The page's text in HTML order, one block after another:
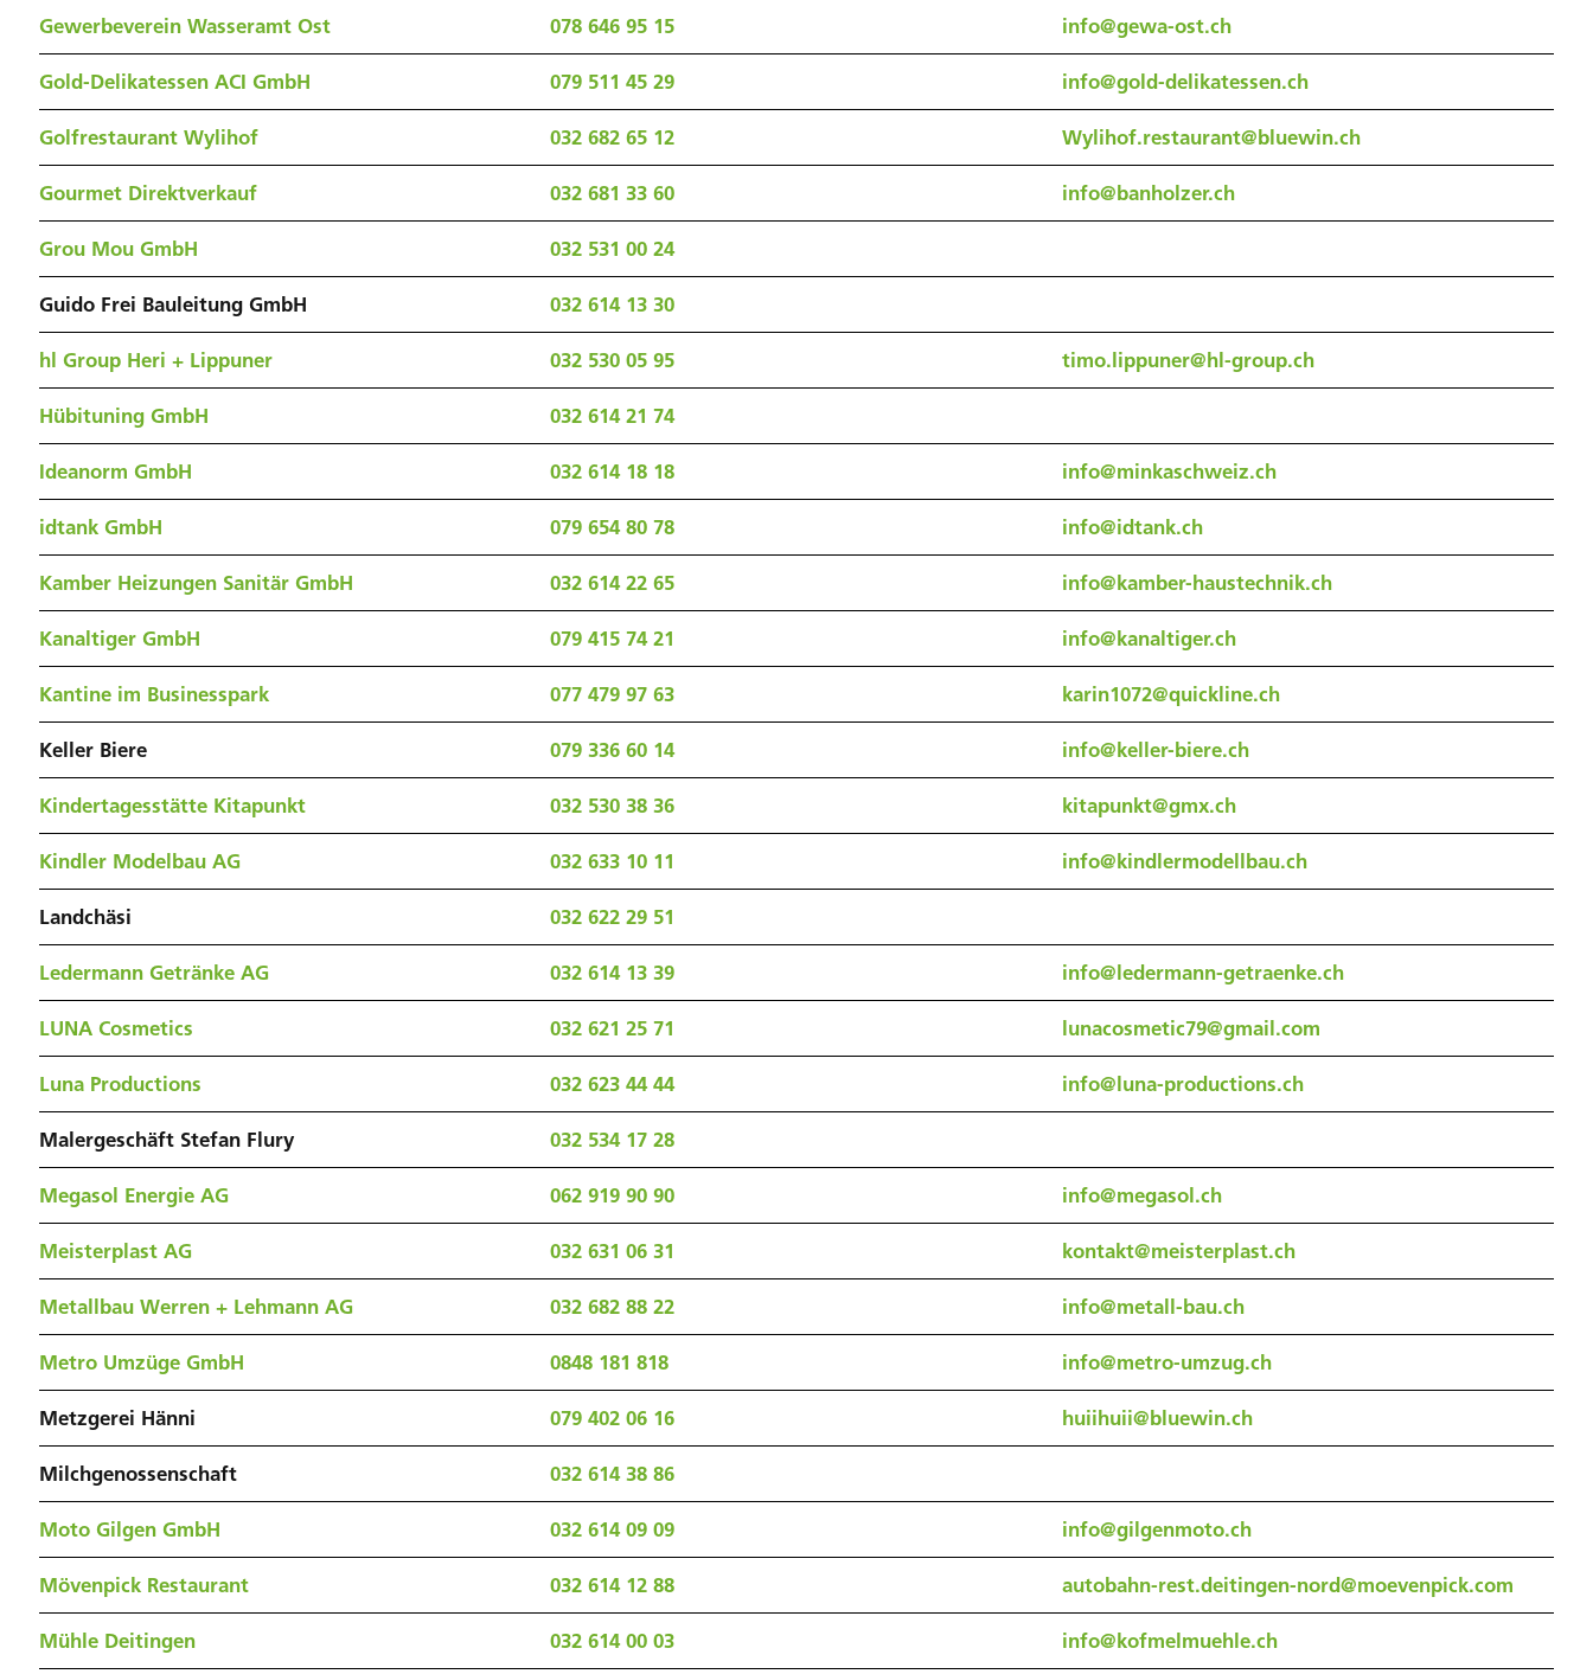
Gewerbeverein Wasseramt Ost 078 646 95 15 info@gewa-ost.ch
Gold-Delikatessen ACI GmbH 079 511 45 29 info@gold-delikatessen.ch
Golfrestaurant Wylihof 032 682 65 12 Wylihof.restaurant@bluewin.ch
Gourmet Direktverkauf 032 681 33 60 info@banholzer.ch
Grou Mou GmbH 032 531 00 24
Guido Frei Bauleitung GmbH 032 614 13 30
hl Group Heri + Lippuner 032 530 05 95 timo.lippuner@hl-group.ch
Hübituning GmbH 032 614 21 74
Ideanorm GmbH 032 614 18 18 info@minkaschweiz.ch
idtank GmbH 079 654 80 78 info@idtank.ch
Kamber Heizungen Sanitär GmbH 032 614 22 65 info@kamber-haustechnik.ch
Kanaltiger GmbH 079 415 74 21 info@kanaltiger.ch
Kantine im Businesspark 077 479 97 63 karin1072@quickline.ch
Keller Biere 079 336 60 14 info@keller-biere.ch
Kindertagesstätte Kitapunkt 032 530 38 36 kitapunkt@gmx.ch
Kindler Modelbau AG 032 633 10 11 info@kindlermodellbau.ch
Landchäsi 032 622 29 51
Ledermann Getränke AG 032 614 13 39 info@ledermann-getraenke.ch
LUNA Cosmetics 032 621 25 71 lunacosmetic79@gmail.com
Luna Productions 032 623 44 44 info@luna-productions.ch
Malergeschäft Stefan Flury 032 534 17 28
Megasol Energie AG 062 919 90 90 info@megasol.ch
Meisterplast AG 032 631 06 31 kontakt@meisterplast.ch
Metallbau Werren + Lehmann AG 032 682 88 22 info@metall-bau.ch
Metro Umzüge GmbH 0848 181 818 info@metro-umzug.ch
Metzgerei Hänni 079 402 06 16 huiihuii@bluewin.ch
Milchgenossenschaft 032 614 38 86
Moto Gilgen GmbH 032 614 09 09 info@gilgenmoto.ch
Mövenpick Restaurant 032 614 12 88 autobahn-rest.deitingen-nord@moevenpick.com
Mühle Deitingen 032 614 00 03 info@kofmelmuehle.ch